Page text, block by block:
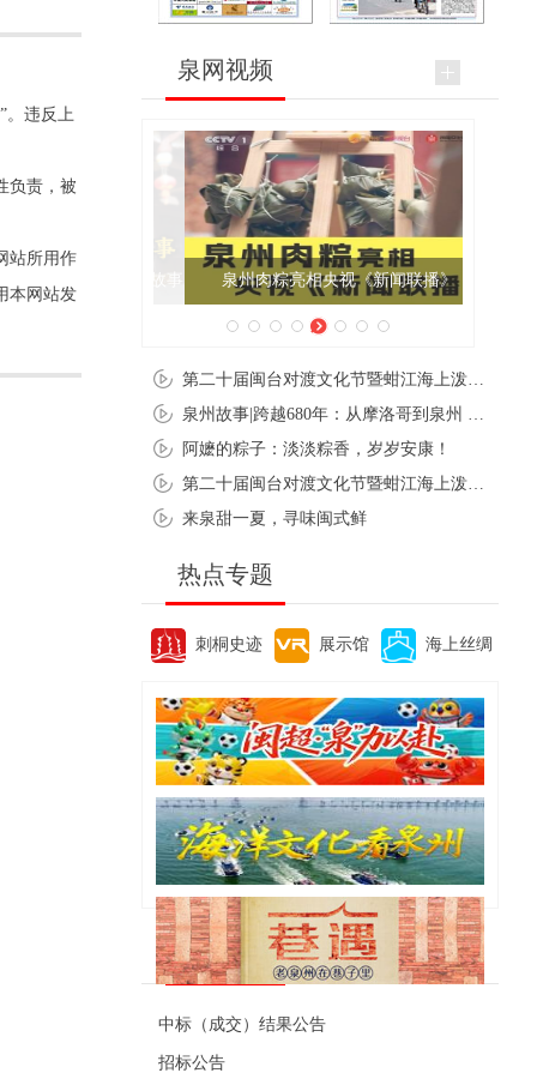
。违反上
负责，被
站所用作
本网站发
泉网视频
泉州肉粽亮相央视《新闻联播》
阿嬷的粽子：淡淡粽香，岁岁安康！
来泉甜一夏，寻味闽式鲜
热点专题
刺桐史迹 展示馆 海上丝绸
便民资讯
中标（成交）结果公告
招标公告